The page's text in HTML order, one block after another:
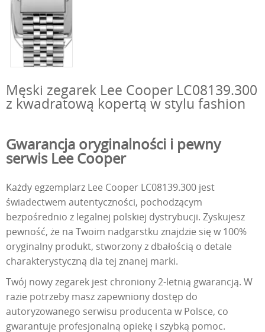
Męski zegarek Lee Cooper LC08139.300
z kwadratową kopertą w stylu fashion
Gwarancja oryginalności i pewny
serwis Lee Cooper
Każdy egzemplarz Lee Cooper LC08139.300 jest
świadectwem autentyczności, pochodzącym
bezpośrednio z legalnej polskiej dystrybucji. Zyskujesz
pewność, że na Twoim nadgarstku znajdzie się w 100%
oryginalny produkt, stworzony z dbałością o detale
charakterystyczną dla tej znanej marki.
Twój nowy zegarek jest chroniony 2-letnią gwarancją. W
razie potrzeby masz zapewniony dostęp do
autoryzowanego serwisu producenta w Polsce, co
gwarantuje profesjonalną opiekę i szybką pomoc.